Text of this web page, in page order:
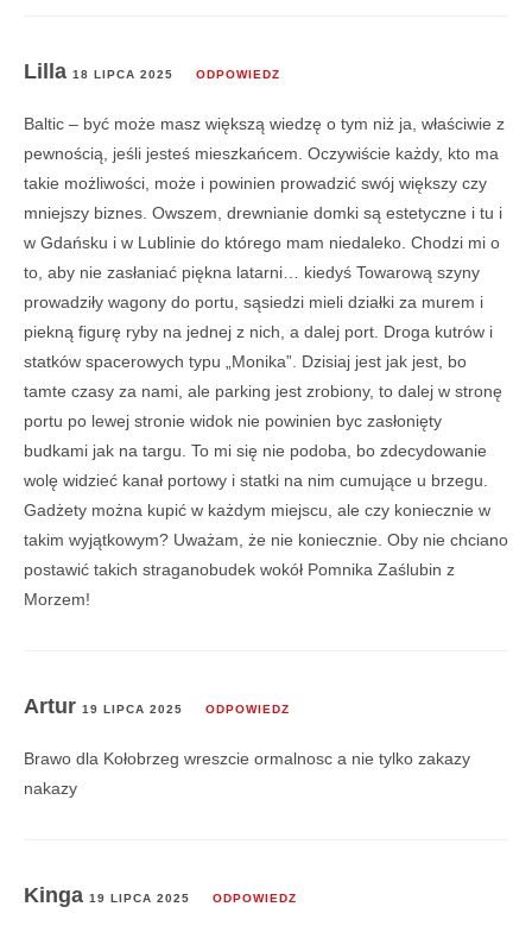
Lilla 18 LIPCA 2025 ODPOWIEDZ
Baltic – być może masz większą wiedzę o tym niż ja, właściwie z
pewnością, jeśli jesteś mieszkańcem. Oczywiście każdy, kto ma
takie możliwości, może i powinien prowadzić swój większy czy
mniejszy biznes. Owszem, drewnianie domki są estetyczne i tu i
w Gdańsku i w Lublinie do którego mam niedaleko. Chodzi mi o
to, aby nie zasłaniać piękna latarni… kiedyś Towarową szyny
prowadziły wagony do portu, sąsiedzi mieli działki za murem i
piekną figurę ryby na jednej z nich, a dalej port. Droga kutrów i
statków spacerowych typu „Monika”. Dzisiaj jest jak jest, bo
tamte czasy za nami, ale parking jest zrobiony, to dalej w stronę
portu po lewej stronie widok nie powinien byc zasłonięty
budkami jak na targu. To mi się nie podoba, bo zdecydowanie
wolę widzieć kanał portowy i statki na nim cumujące u brzegu.
Gadżety można kupić w każdym miejscu, ale czy koniecznie w
takim wyjątkowym? Uważam, że nie koniecznie. Oby nie chciano
postawić takich straganobudek wokół Pomnika Zaślubin z
Morzem!
Artur 19 LIPCA 2025 ODPOWIEDZ
Brawo dla Kołobrzeg wreszcie ormalnosc a nie tylko zakazy
nakazy
Kinga 19 LIPCA 2025 ODPOWIEDZ